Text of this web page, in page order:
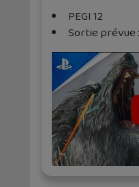
PEGI 12
Sortie prévue